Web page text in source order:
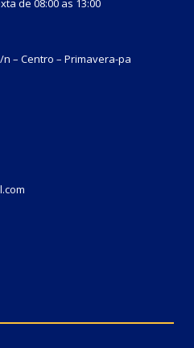
de 08:00 as 13:00
– Centro – Primavera-pa